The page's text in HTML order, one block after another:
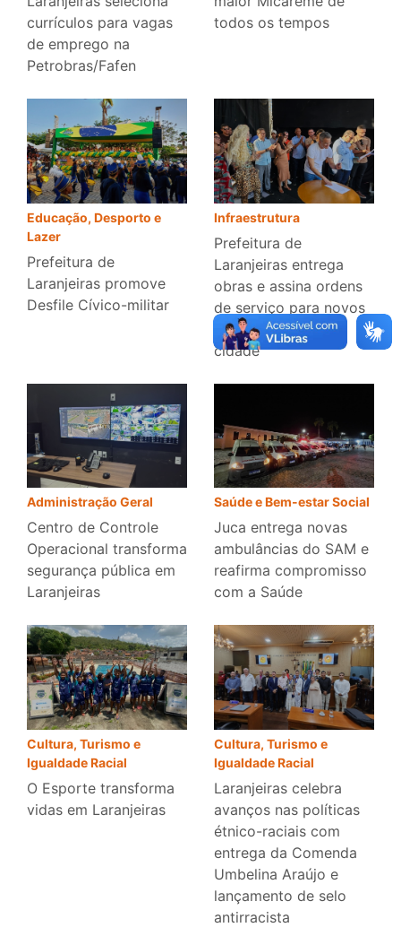
currículos para vagas
de emprego na
Petrobras/Fafen
todos os tempos
Educação, Desporto e
Lazer
Prefeitura de
Laranjeiras promove
Desfile Cívico-militar
Infraestrutura
Prefeitura de
Laranjeiras entrega
obras e assina ordens
de serviço para novos
investimentos na
cidade
Administração Geral
Centro de Controle
Operacional transforma
segurança pública em
Laranjeiras
Saúde e Bem-estar Social
Juca entrega novas
ambulâncias do SAM e
reafirma compromisso
com a Saúde
Cultura, Turismo e
Igualdade Racial
O Esporte transforma
vidas em Laranjeiras
Cultura, Turismo e
Igualdade Racial
Laranjeiras celebra
avanços nas políticas
étnico-raciais com
entrega da Comenda
Umbelina Araújo e
lançamento de selo
antirracista